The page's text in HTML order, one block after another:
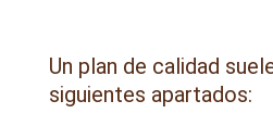
Un plan de calidad
siguientes apartados: